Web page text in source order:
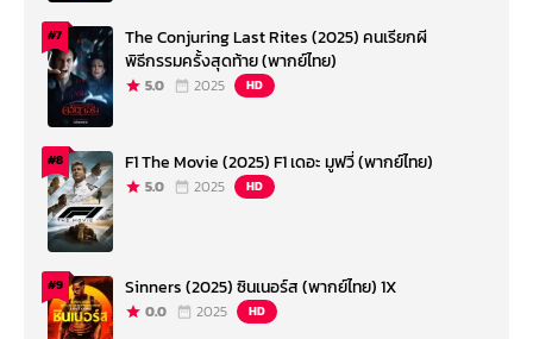
#7
The Conjuring Last Rites (2025) คนเรียกผี
พิธีกรรมครั้งสุดท้าย (พากย์ไทย)
5.0 2025 HD
#8 F1 The Movie (2025) F1 เดอะ มูฟวี่ (พากย์ไทย)
5.0 2025 HD
#9 Sinners (2025) ซินเนอร์ส (พากย์ไทย) 1X
0.0 2025 HD